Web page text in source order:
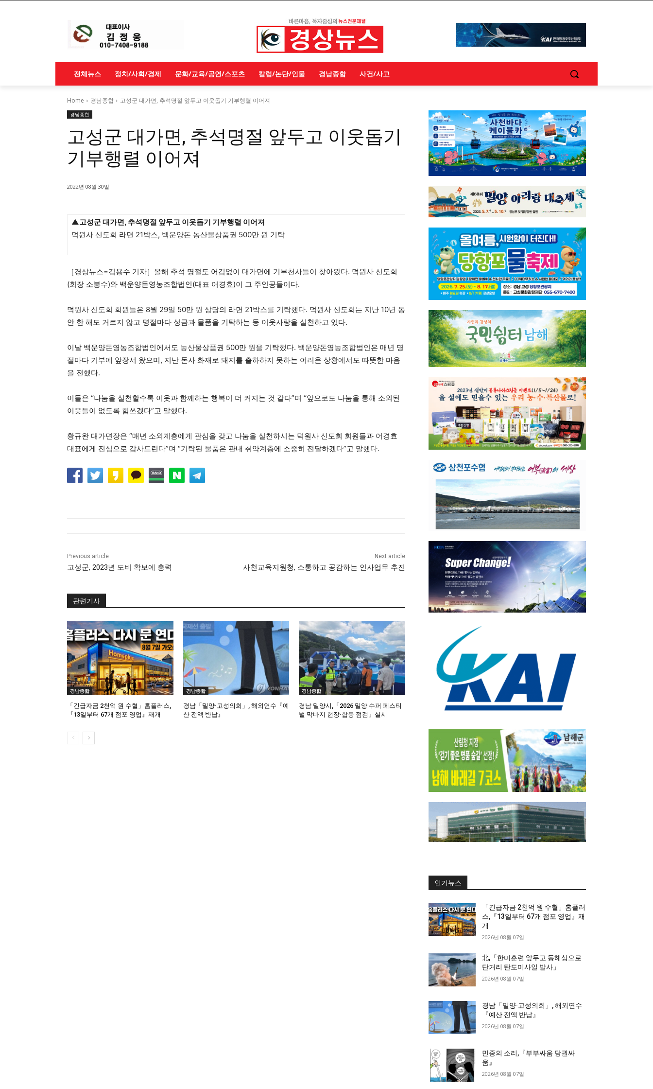
전체뉴스 정치/사회/경제 문화/교육/공연/스포츠 칼럼/논단/인물 경남종합 사건/사고
Home 경남종합 고성군 대가면, 추석명절 앞두고 이웃돕기 기부행렬 이어져
경남종합
고성군 대가면, 추석명절 앞두고 이웃돕기
기부행렬 이어져
2022년 08월 30일
▲고성군 대가면, 추석명절 앞두고 이웃돕기 기부행렬 이어져
덕원사 신도회 라면 21박스, 백운양돈 농산물상품권 500만 원 기탁
［경상뉴스=김용수 기자］올해 추석 명절도 어김없이 대가면에 기부천사들이 찾아왔다. 덕원사 신도회
(회장 소봉수)와 백운양돈영농조합법인(대표 어경효)이 그 주인공들이다.
덕원사 신도회 회원들은 8월 29일 50만 원 상당의 라면 21박스를 기탁했다. 덕원사 신도회는 지난 10년 동
안 한 해도 거르지 않고 명절마다 성금과 물품을 기탁하는 등 이웃사랑을 실천하고 있다.
이날 백운양돈영농조합법인에서도 농산물상품권 500만 원을 기탁했다. 백운양돈영농조합법인은 매년 명
절마다 기부에 앞장서 왔으며, 지난 돈사 화재로 돼지를 출하하지 못하는 어려운 상황에서도 따뜻한 마음
을 전했다.
이들은 “나눔을 실천할수록 이웃과 함께하는 행복이 더 커지는 것 같다”며 “앞으로도 나눔을 통해 소외된
이웃들이 없도록 힘쓰겠다”고 말했다.
황규완 대가면장은 “매년 소외계층에게 관심을 갖고 나눔을 실천하시는 덕원사 신도회 회원들과 어경효
대표에게 진심으로 감사드린다”며 “기탁된 물품은 관내 취약계층에 소중히 전달하겠다”고 말했다.
Previous article
고성군, 2023년 도비 확보에 총력
Next article
사천교육지원청, 소통하고 공감하는 인사업무 추진
관련기사
경남종합
「긴급자금 2천억 원 수혈」홈플러스,
『13일부터 67개 점포 영업』재개
경남종합
경남「밀양·고성의회」, 해외연수『예
산 전액 반납』
경남종합
경남 밀양시,「2026 밀양 수퍼 페스티
벌 막바지 현장·합동 점검」실시
인기뉴스
「긴급자금 2천억 원 수혈」홈플러
스,『13일부터 67개 점포 영업』재
개
2026년 08월 07일
北,「한미훈련 앞두고 동해상으로
단거리 탄도미사일 발사」
2026년 08월 07일
경남「밀양·고성의회」, 해외연수
『예산 전액 반납』
2026년 08월 07일
민중의 소리,『부부싸움 당권싸
움』
2026년 08월 07일